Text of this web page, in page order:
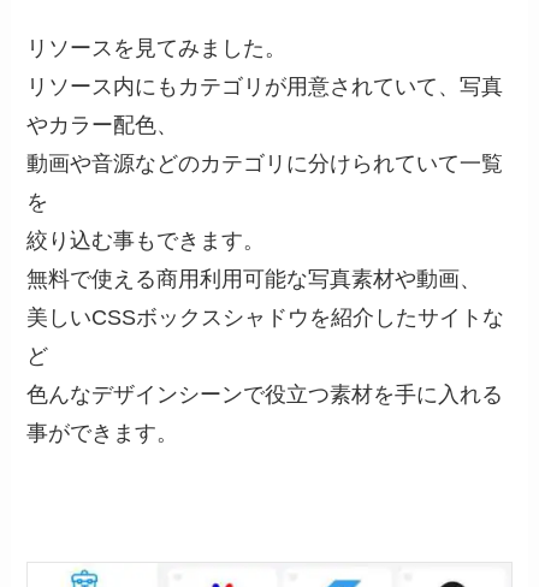
リソースを見てみました。
リソース内にもカテゴリが用意されていて、写真
やカラー配色、
動画や音源などのカテゴリに分けられていて一覧
を
絞り込む事もできます。
無料で使える商用利用可能な写真素材や動画、
美しいCSSボックスシャドウを紹介したサイトな
ど
色んなデザインシーンで役立つ素材を手に入れる
事ができます。